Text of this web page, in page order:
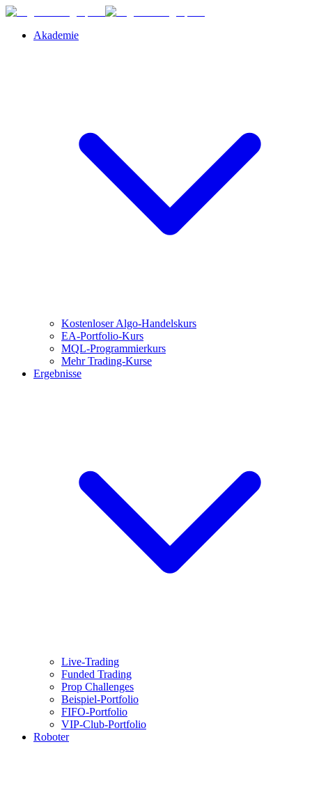
Akademie
Kostenloser Algo-Handelskurs
EA-Portfolio-Kurs
MQL-Programmierkurs
Mehr Trading-Kurse
Ergebnisse
Live-Trading
Funded Trading
Prop Challenges
Beispiel-Portfolio
FIFO-Portfolio
VIP-Club-Portfolio
Roboter